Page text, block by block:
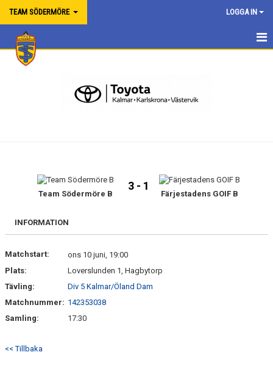
TEAM SÖDERMÖRE LOGGA IN
HEM
TRUPPEN
BILDGALLERI
LÄNKAR
STYRELSE
POLICYS/RIKTLINJER
KLUBBSHOPEN
Team Södermöre B
3 - 1
Färjestadens GOIF B
INFORMATION
Matchstart:
ons 10 juni, 19:00
Plats:
Loverslunden 1, Hagbytorp
Tävling:
Div 5 Kalmar/Öland Dam
Matchnummer: 142353038
Samling:
17:30
<< Tillbaka